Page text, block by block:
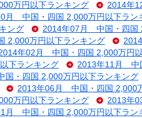
万円以下ランキング
2014年
月 中国・四国 2,000万円以下ラン
ング
2014年07月 中国・四国
2,000万円以下ランキング
年02月 中国・四国 2,000万円
下ランキング
2013年11月 中
・四国 2,000万円以下ランキング
2013年06月 中国・四国 2,000
万円以下ランキング
2013年
月 中国・四国 2,000万円以下ラン